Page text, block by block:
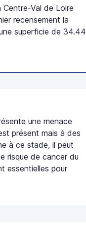
Val de Loire
recensement la
superficie de 34.44
une menace
présent mais à des
à ce stade, il peut
risque de cancer du
essentielles pour